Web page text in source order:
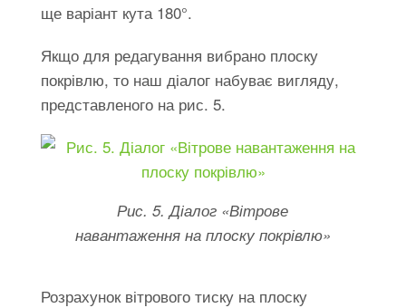
ще варіант кута 180°.
Якщо для редагування вибрано плоску
покрівлю, то наш діалог набуває вигляду,
представленого на рис. 5.
Рис. 5. Діалог «Вітрове
навантаження на плоску покрівлю»
Розрахунок вітрового тиску на плоску